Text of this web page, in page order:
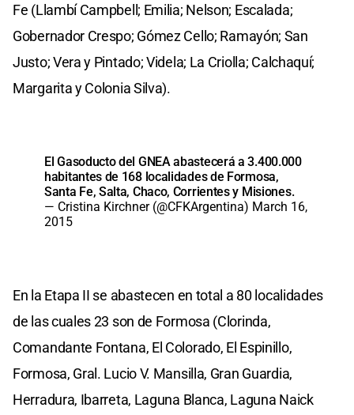
Fe (Llambí Campbell; Emilia; Nelson; Escalada;
Gobernador Crespo; Gómez Cello; Ramayón; San
Justo; Vera y Pintado; Videla; La Criolla; Calchaquí;
Margarita y Colonia Silva).
El Gasoducto del GNEA abastecerá a 3.400.000
habitantes de 168 localidades de Formosa,
Santa Fe, Salta, Chaco, Corrientes y Misiones.
— Cristina Kirchner (@CFKArgentina) March 16,
2015
En la Etapa II se abastecen en total a 80 localidades
de las cuales 23 son de Formosa (Clorinda,
Comandante Fontana, El Colorado, El Espinillo,
Formosa, Gral. Lucio V. Mansilla, Gran Guardia,
Herradura, Ibarreta, Laguna Blanca, Laguna Naick